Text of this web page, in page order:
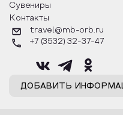
Сувениры
Контакты
ДОБАВИТЬ
travel@mb-orb.ru
+7 (3532) 32-37-47